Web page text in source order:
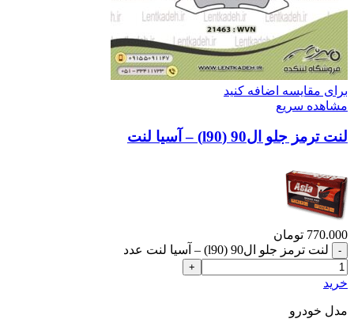
برای مقایسه اضافه کنید
مشاهده سریع
لنت ترمز جلو ال90 (l90) – آسیا لنت
770.000 تومان
لنت ترمز جلو ال90 (l90) – آسیا لنت عدد
خرید
مدل خودرو